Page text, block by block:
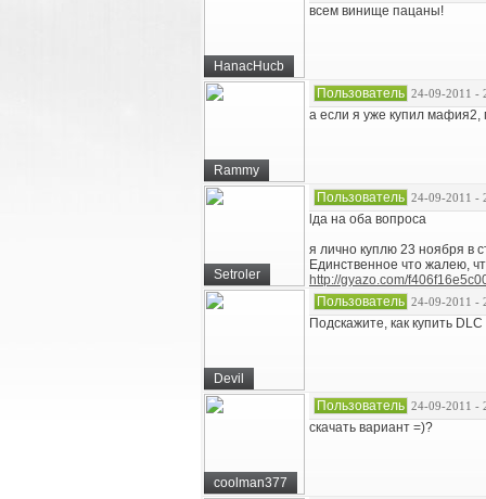
HanacHucb
всем винище пацаны!
Rammy
Пользователь 24-09-2011 -
а если я уже купил мафия2,
Setroler
Пользователь 24-09-2011 -
lда на оба вопроса
я лично куплю 23 ноября в
Единственное что жалею,
http://gyazo.com/
Devil
Пользователь 24-09-2011 -
Подскажите, как купить
coolman377
Пользователь 24-09-2011 -
скачать вариант =)?